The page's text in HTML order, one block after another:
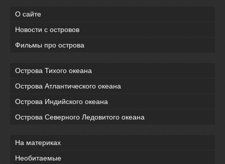
О сайте
Новости с островов
Фильмы про острова
Острова Тихого океана
Острова Атлантического океана
Острова Индийского океана
Острова Северного Ледовитого океана
На материках
Необитаемые